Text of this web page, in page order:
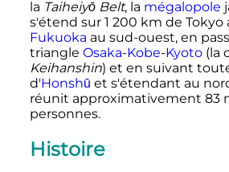
la Taiheiyō Belt, la mégalopole
s'étend sur 1 200 km de Tokyo
Fukuoka au sud-ouest, en
triangle Osaka-Kobe-Kyoto(la
Keihanshin) et en suivant
d'Honshū et s'étendant au
réunit approximativement 83
personnes.
Histoire